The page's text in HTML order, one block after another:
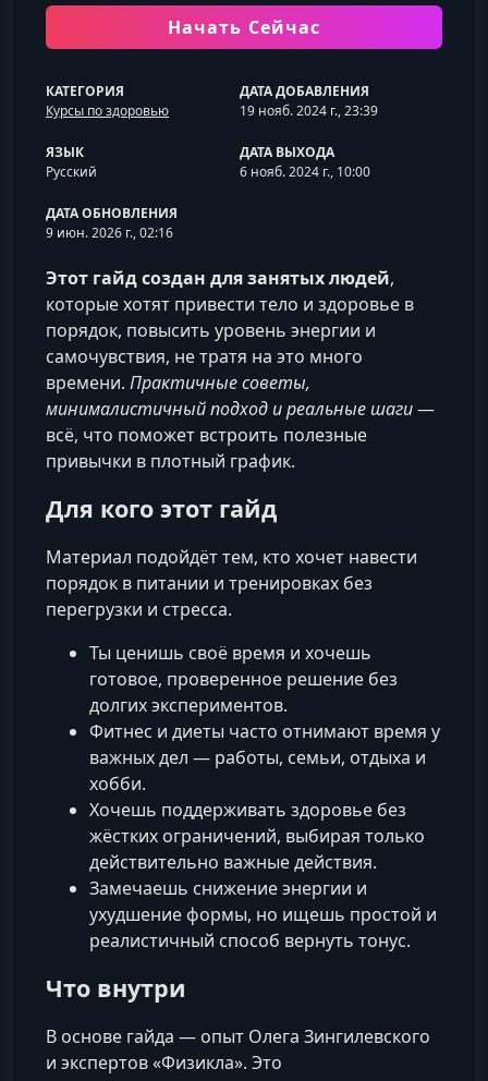
Начать Сейчас
КАТЕГОРИЯ
Курсы по здоровью
ДАТА ДОБАВЛЕНИЯ
19 нояб. 2024 г., 23:39
ЯЗЫК
Русский
ДАТА ВЫХОДА
6 нояб. 2024 г., 10:00
ДАТА ОБНОВЛЕНИЯ
9 июн. 2026 г., 02:16
Этот гайд создан для занятых людей,
которые хотят привести тело и здоровье в
порядок, повысить уровень энергии и
самочувствия, не тратя на это много
времени. Практичные советы,
минималистичный подход и реальные шаги—
всё, что поможет встроить полезные
привычки в плотный график.
Для кого этот гайд
Материал подойдёт тем, кто хочет навести
порядок в питании и тренировках без
перегрузки и стресса.
Ты ценишь своё время и хочешь
готовое, проверенное решение без
долгих экспериментов.
Фитнес и диеты часто отнимают время у
важных дел — работы, семьи, отдыха и
хобби.
Хочешь поддерживать здоровье без
жёстких ограничений, выбирая только
действительно важные действия.
Замечаешь снижение энергии и
ухудшение формы, но ищешь простой и
реалистичный способ вернуть тонус.
Что внутри
В основе гайда — опыт Олега Зингилевского
и экспертов «Физикла». Это